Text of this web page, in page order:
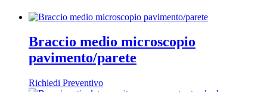
Braccio medio microscopio
pavimento/parete
Richiedi Preventivo